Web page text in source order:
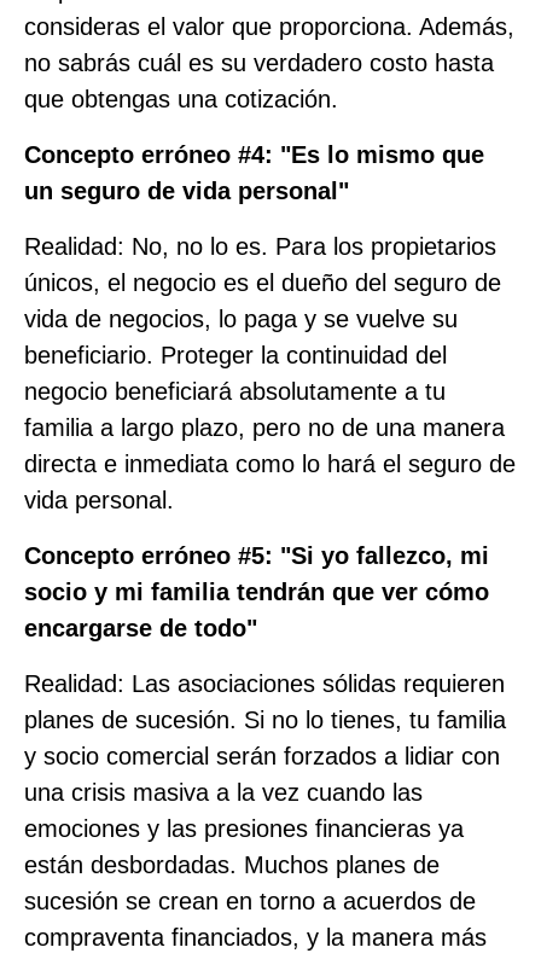
consideras el valor que proporciona. Además,
no sabrás cuál es su verdadero costo hasta
que obtengas una cotización.
Concepto erróneo #4: "Es lo mismo que
un seguro de vida personal"
Realidad: No, no lo es. Para los propietarios
únicos, el negocio es el dueño del seguro de
vida de negocios, lo paga y se vuelve su
beneficiario. Proteger la continuidad del
negocio beneficiará absolutamente a tu
familia a largo plazo, pero no de una manera
directa e inmediata como lo hará el seguro de
vida personal.
Concepto erróneo #5: "Si yo fallezco, mi
socio y mi familia tendrán que ver cómo
encargarse de todo"
Realidad: Las asociaciones sólidas requieren
planes de sucesión. Si no lo tienes, tu familia
y socio comercial serán forzados a lidiar con
una crisis masiva a la vez cuando las
emociones y las presiones financieras ya
están desbordadas. Muchos planes de
sucesión se crean en torno a acuerdos de
compraventa financiados, y la manera más